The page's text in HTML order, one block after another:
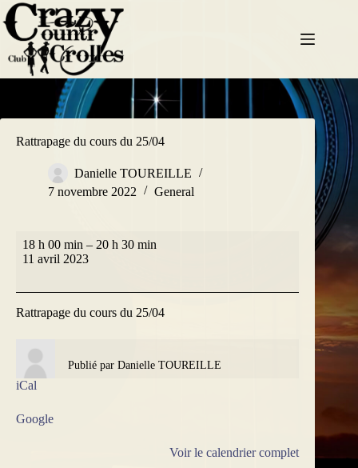
Passer
au
contenu
Rattrapage du cours du 25/04
Danielle TOUREILLE
7 novembre 2022
General
Rattrapage
du
cours
25/04
18 h 00 min – 20 h 30 min
11 avril 2023
Rattrapage du cours du 25/04
Publié par Danielle TOUREILLE
iCal
Google
Voir le calendrier complet